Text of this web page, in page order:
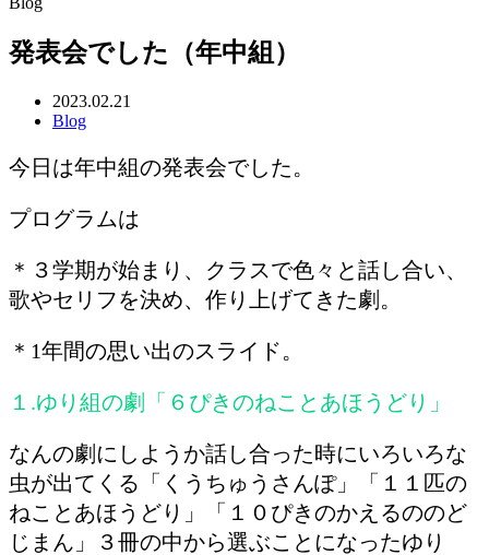
発表会でした（年中組）
2023.02.21
Blog
今日は年中組の発表会でした。
プログラムは
＊３学期が始まり、クラスで色々と話し合い、
歌やセリフを決め、作り上げてきた劇。
＊1年間の思い出のスライド。
１.ゆり組の劇「６ぴきのねことあほうどり」
なんの劇にしようか話し合った時にいろいろな
虫が出てくる「くうちゅうさんぽ」「１１匹の
ねことあほうどり」「１０ぴきのかえるののど
じまん」３冊の中から選ぶことになったゆり